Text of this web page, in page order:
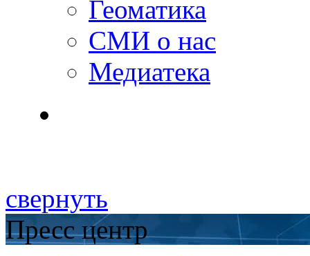
Геоматика
СМИ о нас
Медиатека
свернуть
Пресс центр